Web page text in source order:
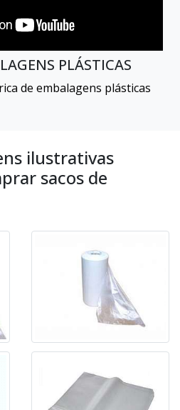
PLÁSTICAS
de embalagens plásticas
ilustrativas
sacos de